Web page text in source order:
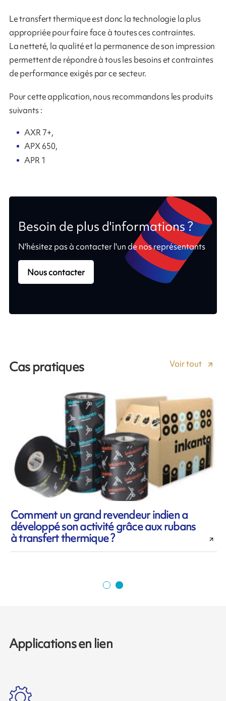
Le transfert thermique est donc la technologie la plus
appropriée pour faire face à toutes ces contraintes.
La netteté, la qualité et la permanence de son impression
permettent de répondre à tous les besoins et contraintes
de performance exigés par ce secteur.
Pour cette application, nous recommandons les produits
suivants :
AXR 7+,
APX 650,
APR 1
Besoin de plus d'informations ?
N'hésitez pas à contacter l'un de nos représentants
Nous contacter
Cas pratiques Voir tout
Comment un grand revendeur indien a
développé son activité grâce aux rubans
à transfert thermique ?
Applications en lien